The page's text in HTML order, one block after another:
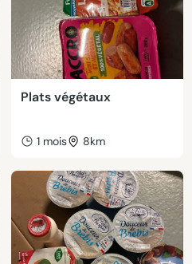
Plats végétaux
1 mois 8km